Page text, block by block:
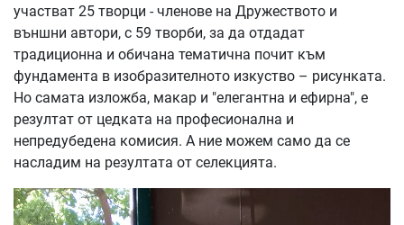
участват 25 творци - членове на Дружеството и
външни автори, с 59 творби, за да отдадат
традиционна и обичана тематична почит към
фундамента в изобразителното изкуство – рисунката.
Но самата изложба, макар и "елегантна и ефирна", е
резултат от цедката на професионална и
непредубедена комисия. А ние можем само да се
насладим на резултата от селекцията.